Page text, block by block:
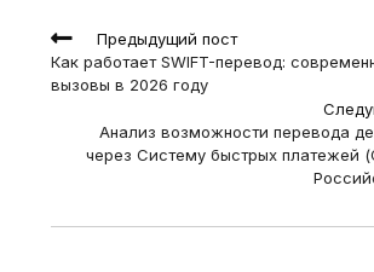
Read
more
articles
Предыдущий пост
Как работает SWIFT-перевод:
вызовы в 2026 году
Анализ возможности перевода
через Систему быстрых платежей